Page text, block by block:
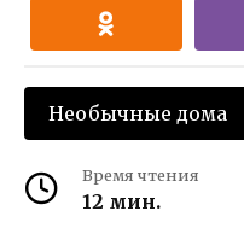
Необычные дома
Время чтения
12 мин.